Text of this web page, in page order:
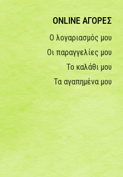
ONLINE ΑΓΟΡΕΣ
Ο λογαριασμός μου
Οι παραγγελίες μου
Το καλάθι μου
Τα αγαπημένα μου